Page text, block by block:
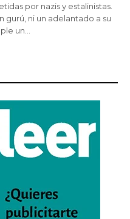
por nazis y estalinistas.
gurú, ni un adelantado a su
un…